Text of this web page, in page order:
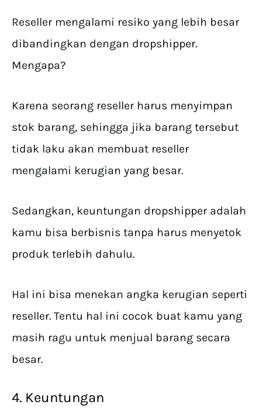
Reseller mengalami resiko yang lebih besar
dibandingkan dengan dropshipper.
Mengapa?
Karena seorang reseller harus menyimpan
stok barang, sehingga jika barang tersebut
tidak laku akan membuat reseller
mengalami kerugian yang besar.
Sedangkan, keuntungan dropshipper adalah
kamu bisa berbisnis tanpa harus menyetok
produk terlebih dahulu.
Hal ini bisa menekan angka kerugian seperti
reseller. Tentu hal ini cocok buat kamu yang
masih ragu untuk menjual barang secara
besar.
4. Keuntungan